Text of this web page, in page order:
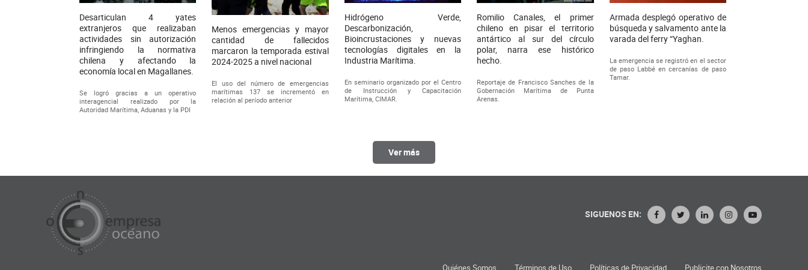
Desarticulan 4 yates
extranjeros que realizaban
actividades sin autorización
infringiendo la normativa
chilena y afectando la
economía local en Magallanes.
Se logró gracias a un operativo
interagencial realizado por la
Autoridad Marítima, Aduanas y la PDI
Menos emergencias y mayor
cantidad de fallecidos
marcaron la temporada estival
2024-2025 a nivel nacional
El uso del número de emergencias
marítimas 137 se incrementó en
relación al período anterior
Hidrógeno Verde,
Descarbonización,
Bioincrustaciones y nuevas
tecnologías digitales en la
Industria Marítima.
En seminario organizado por el Centro
de Instrucción y Capacitación
Marítima, CIMAR.
Romilio Canales, el primer
chileno en pisar el territorio
antártico al sur del círculo
polar, narra ese histórico
hecho.
Reportaje de Francisco Sanches de la
Gobernación Marítima de Punta
Arenas.
Armada desplegó operativo de
búsqueda y salvamento ante la
varada del ferry “Yaghan.
La emergencia se registró en el sector
de paso Labbé en cercanías de paso
Tamar.
Ver más
SIGUENOS EN:
Quiénes Somos Términos de Uso Políticas de Privacidad Publicite con Nosotros